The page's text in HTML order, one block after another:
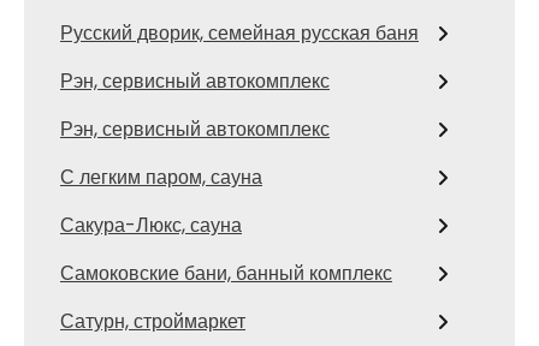
Русский дворик, семейная русская баня
Рэн, сервисный автокомплекс
Рэн, сервисный автокомплекс
С легким паром, сауна
Сакура-Люкс, сауна
Самоковские бани, банный комплекс
Сатурн, строймаркет